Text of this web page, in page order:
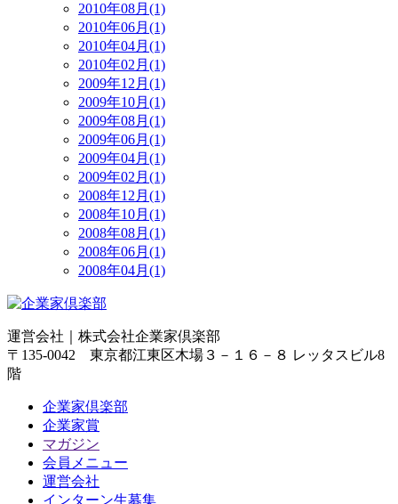
2010年08月(1)
2010年06月(1)
2010年04月(1)
2010年02月(1)
2009年12月(1)
2009年10月(1)
2009年08月(1)
2009年06月(1)
2009年04月(1)
2009年02月(1)
2008年12月(1)
2008年10月(1)
2008年08月(1)
2008年06月(1)
2008年04月(1)
運営会社｜ 株式会社企業家倶楽部
〒135-0042 東京都江東区木場３－１６－８ レッタスビル8
階
企業家倶楽部
企業家賞
マガジン
会員メニュー
運営会社
インターン生募集